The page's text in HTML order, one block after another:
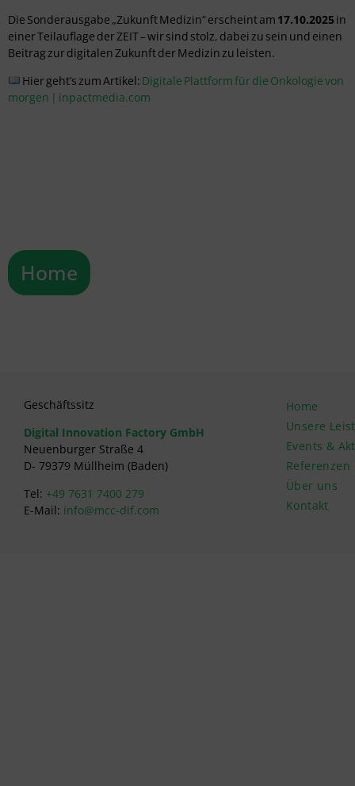
Die Sonderausgabe „Zukunft Medizin“ erscheint am 17.10.2025in
einer Teilauflage der ZEIT – wir sind stolz, dabei zu sein und einen
Beitrag zur digitalen Zukunft der Medizin zu leisten.
Hier geht’s zum Artikel: Digitale Plattform für die Onkologie von
morgen | inpactmedia.com
Home
Geschäftssitz
Digital Innovation Factory GmbH
Neuenburger Straße 4
D- 79379 Müllheim (Baden)
Tel: +49 7631 7400 279
E-Mail: info@mcc-dif.com
Home
Unsere
Events &
Referenzen
Über uns
Kontakt